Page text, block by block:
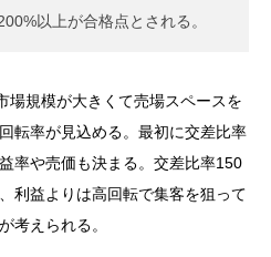
以上が合格点とされる。
場規模が大きくて売場スペースを
転率が見込める。最初に交差比率
率や売価も決まる。交差比率150
利益よりは高回転で集客を狙って
考えられる。